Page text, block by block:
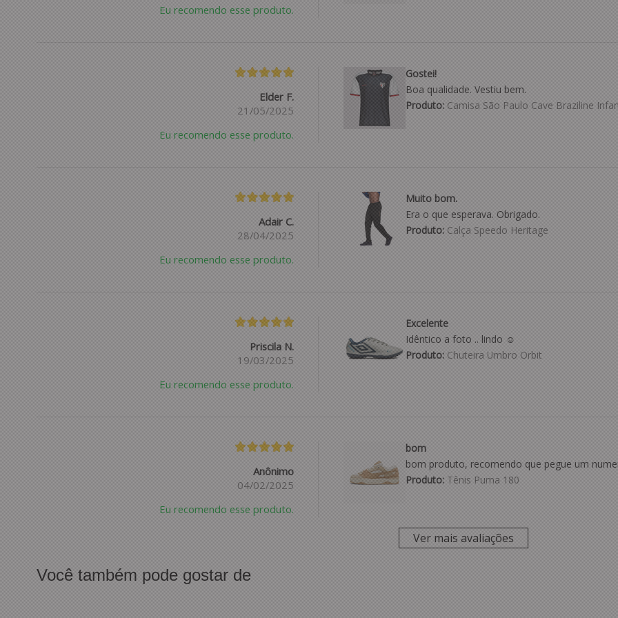
Eu recomendo esse produto.
Elder F.
21/05/2025
Eu recomendo esse produto.
Gostei!
Boa qualidade. Vestiu bem.
Produto:Camisa São Paulo Cave Braziline
Adair C.
28/04/2025
Eu recomendo esse produto.
Muito bom.
Era o que esperava. Obrigado.
Produto:Calça Speedo Heritage
Priscila N.
19/03/2025
Eu recomendo esse produto.
Excelente
Idêntico a foto .. lindo ☺️
Produto:Chuteira Umbro Orbit
Anônimo
04/02/2025
Eu recomendo esse produto.
bom
bom produto, recomendo que pegue um
Produto:Tênis Puma 180
Ver mais avaliações
Você também pode gostar de